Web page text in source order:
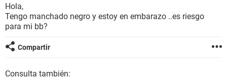
BIENESTAR
Hola,
Tengo manchado negro y estoy en embarazo ..es riesgo
para mi bb?
Compartir
Consulta también: